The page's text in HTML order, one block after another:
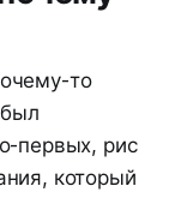
то
первых, рис
который